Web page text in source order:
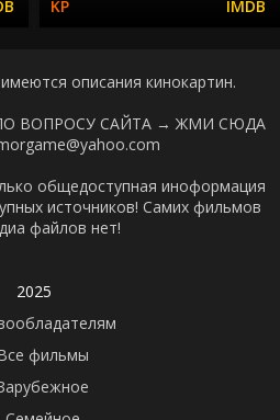
описания кинокартин.
ВОПРОСУ САЙТА → ЖМИ СЮДА
общедоступная иноформация
источников! Самих фильмов
файлов нет!
2025
фильмы